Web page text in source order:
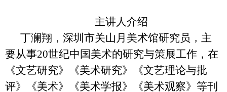
主讲人介绍
丁澜翔，深圳市关山月美术馆研究员，主
要从事20世纪中国美术的研究与策展工作，在
《文艺研究》《美术研究》《文艺理论与批
评》《美术》《美术学报》《美术观察》等刊